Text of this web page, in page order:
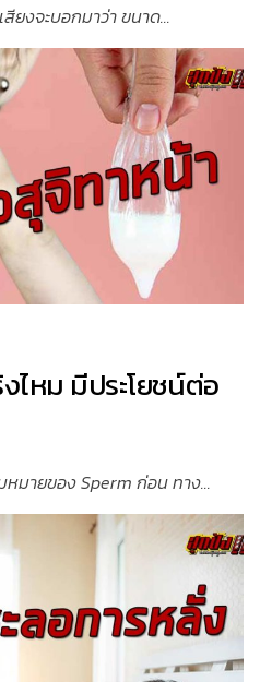
ยงจะบอกมาว่า ขนาด...
ไหม มีประโยชน์ต่อ
มายของ Sperm ก่อน ทาง...